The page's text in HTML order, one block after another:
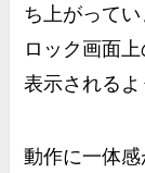
ち上がって
ロック画面
表示されるよ
動作に一体